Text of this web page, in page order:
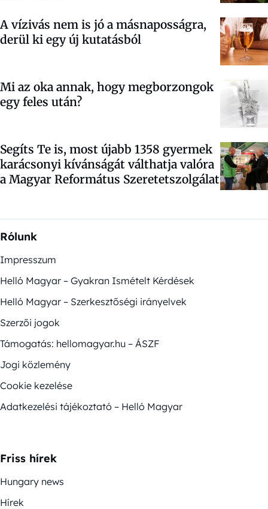
A vízivás nem is jó a másnaposságra,
derül ki egy új kutatásból
Mi az oka annak, hogy megborzongok
egy feles után?
Segíts Te is, most újabb 1358 gyermek
karácsonyi kívánságát válthatja valóra
a Magyar Református Szeretetszolgálat
Rólunk
Impresszum
Helló Magyar – Gyakran Ismételt Kérdések
Helló Magyar – Szerkesztőségi irányelvek
Szerzői jogok
Támogatás: hellomagyar.hu – ÁSZF
Jogi közlemény
Cookie kezelése
Adatkezelési tájékoztató – Helló Magyar
Friss hírek
Hungary news
Hírek